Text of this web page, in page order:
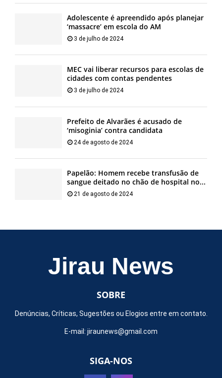
Adolescente é apreendido após planejar
‘massacre’ em escola do AM
3 de julho de 2024
MEC vai liberar recursos para escolas de
cidades com contas pendentes
3 de julho de 2024
Prefeito de Alvarães é acusado de
‘misoginia’ contra candidata
24 de agosto de 2024
Papelão: Homem recebe transfusão de
sangue deitado no chão de hospital no...
21 de agosto de 2024
Jirau News
SOBRE
Denúncias, Críticas, Sugestões ou Elogios entre em contato.
E-mail: jiraunews@gmail.com
SIGA-NOS